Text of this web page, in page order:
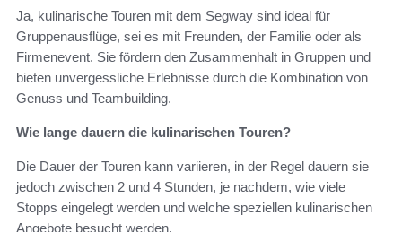
Ja, kulinarische Touren mit dem Segway sind ideal für
Gruppenausflüge, sei es mit Freunden, der Familie oder als
Firmenevent. Sie fördern den Zusammenhalt in Gruppen und
bieten unvergessliche Erlebnisse durch die Kombination von
Genuss und Teambuilding.
Wie lange dauern die kulinarischen Touren?
Die Dauer der Touren kann variieren, in der Regel dauern sie
jedoch zwischen 2 und 4 Stunden, je nachdem, wie viele
Stopps eingelegt werden und welche speziellen kulinarischen
Angebote besucht werden.